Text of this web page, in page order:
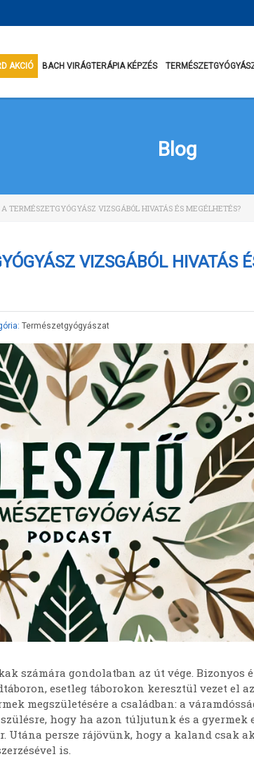
AKCIÓ BACH VIRÁGTERÁPIA KÉPZÉS
Blog
TERMÉSZETGYÓGYÁSZ VIZSGÁBÓL HIVATÁS ÉS MEGÉLHETÉS?
VIZSGÁBÓL HIVATÁS
Természetgyógyászat
számára gondolatban az út vége. Bizonyos
esetleg táborokon keresztül vezet el
megszületésére a családban: a
hogy ha azon túljutunk és a gyermek
Utána persze rájövünk, hogy a kaland csak
is.